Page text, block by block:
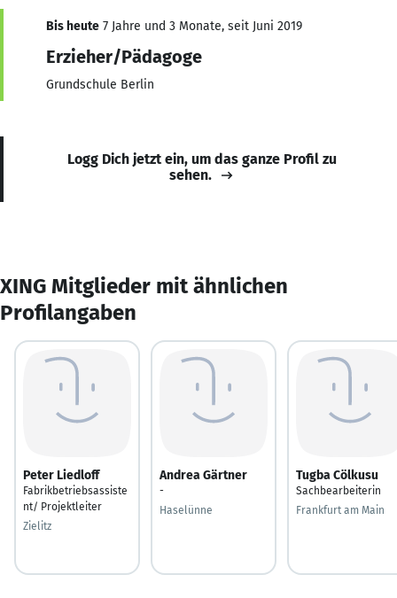
Bis heute 7 Jahre und 3 Monate, seit Juni 2019
Erzieher/Pädagoge
Grundschule Berlin
Logg Dich jetzt ein, um das ganze Profil zu
sehen.
XING Mitglieder mit ähnlichen
Profilangaben
Peter Liedloff
Fabrikbetriebsassiste
nt/ Projektleiter
Zielitz
Andrea Gärtner
-
Haselünne
Tugba Cölkusu
Sachbearbeiterin
Frankfurt am Main